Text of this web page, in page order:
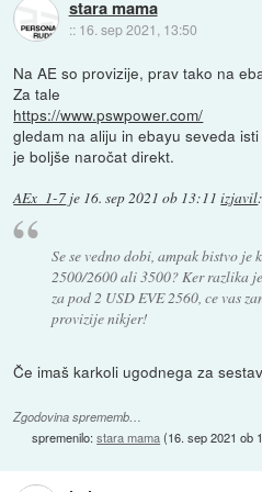
stara mama
:: 16. sep 2021, 13:50
Na AE so provizije, prav tako na
Za tale
https://www.pswpower.com/
gledam na aliju in ebayu seveda
je boljše naročat direkt.
AEx_1-7 je 16. sep 2021 ob 13:11 izjavil:
Se se vedno dobi, ampak bistvo je
2500/2600 ali 3500? Ker razlika
za pod 2 USD EVE 2560, ce vas
provizije nikjer!
Če imaš karkoli ugodnega za
Zgodovina sprememb…
spremenilo:stara mama(16. sep 2021 ob